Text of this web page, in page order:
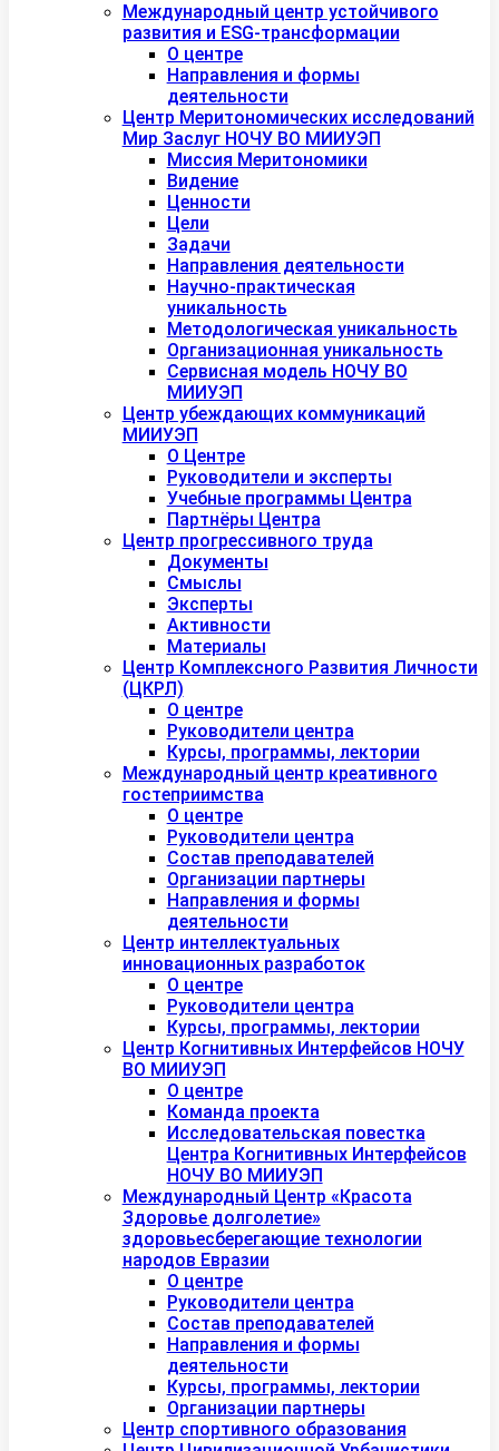
Международный центр устойчивого
развития и ESG-трансформации
О центре
Направления и формы
деятельности
Центр Меритономических исследований
Мир Заслуг НОЧУ ВО МИИУЭП
Миссия Меритономики
Видение
Ценности
Цели
Задачи
Направления деятельности
Научно-практическая
уникальность
Методологическая уникальность
Организационная уникальность
Сервисная модель НОЧУ ВО
МИИУЭП
Центр убеждающих коммуникаций
МИИУЭП
О Центре
Руководители и эксперты
Учебные программы Центра
Партнёры Центра
Центр прогрессивного труда
Документы
Смыслы
Эксперты
Активности
Материалы
Центр Комплексного Развития Личности
(ЦКРЛ)
О центре
Руководители центра
Курсы, программы, лектории
Международный центр креативного
гостеприимства
О центре
Руководители центра
Состав преподавателей
Организации партнеры
Направления и формы
деятельности
Центр интеллектуальных
инновационных разработок
О центре
Руководители центра
Курсы, программы, лектории
Центр Когнитивных Интерфейсов НОЧУ
ВО МИИУЭП
О центре
Команда проекта
Исследовательская повестка
Центра Когнитивных Интерфейсов
НОЧУ ВО МИИУЭП
Международный Центр «Красота
Здоровье долголетие»
здоровьесберегающие технологии
народов Евразии
О центре
Руководители центра
Состав преподавателей
Направления и формы
деятельности
Курсы, программы, лектории
Организации партнеры
Центр спортивного образования